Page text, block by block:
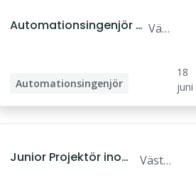
Automationsingenjör m Väst
Automationsingenjör
18
juni
Junior Projektör inom
Väste